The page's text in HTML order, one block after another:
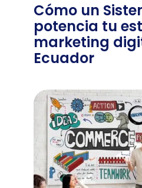
Cómo un
potencia tu
marketing
Ecuador